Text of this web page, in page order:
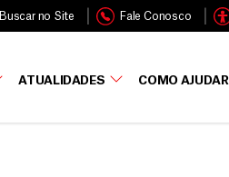
Buscar no Site Fale Conosco
ATUALIDADES COMO AJUDAR